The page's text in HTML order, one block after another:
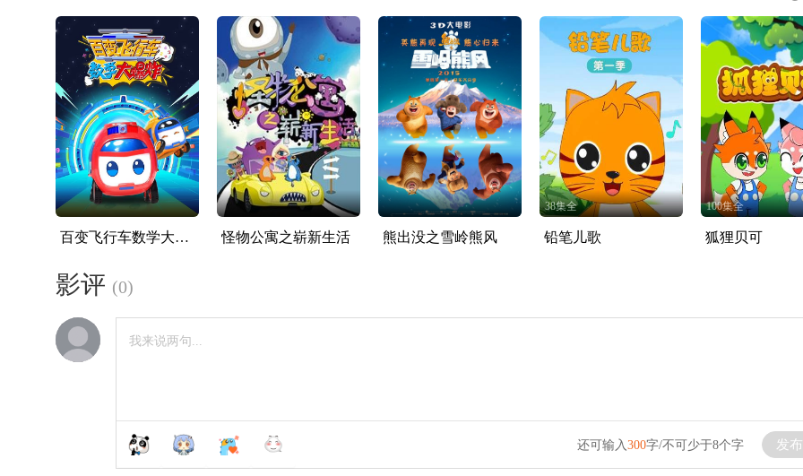
百变飞行车数学大爆炸 怪物公寓之崭新生活 熊出没之雪岭熊风
38集全
铅笔儿歌
100集全
狐狸贝可
影评 (0)
还可输入 300字/不可少于8个字 发